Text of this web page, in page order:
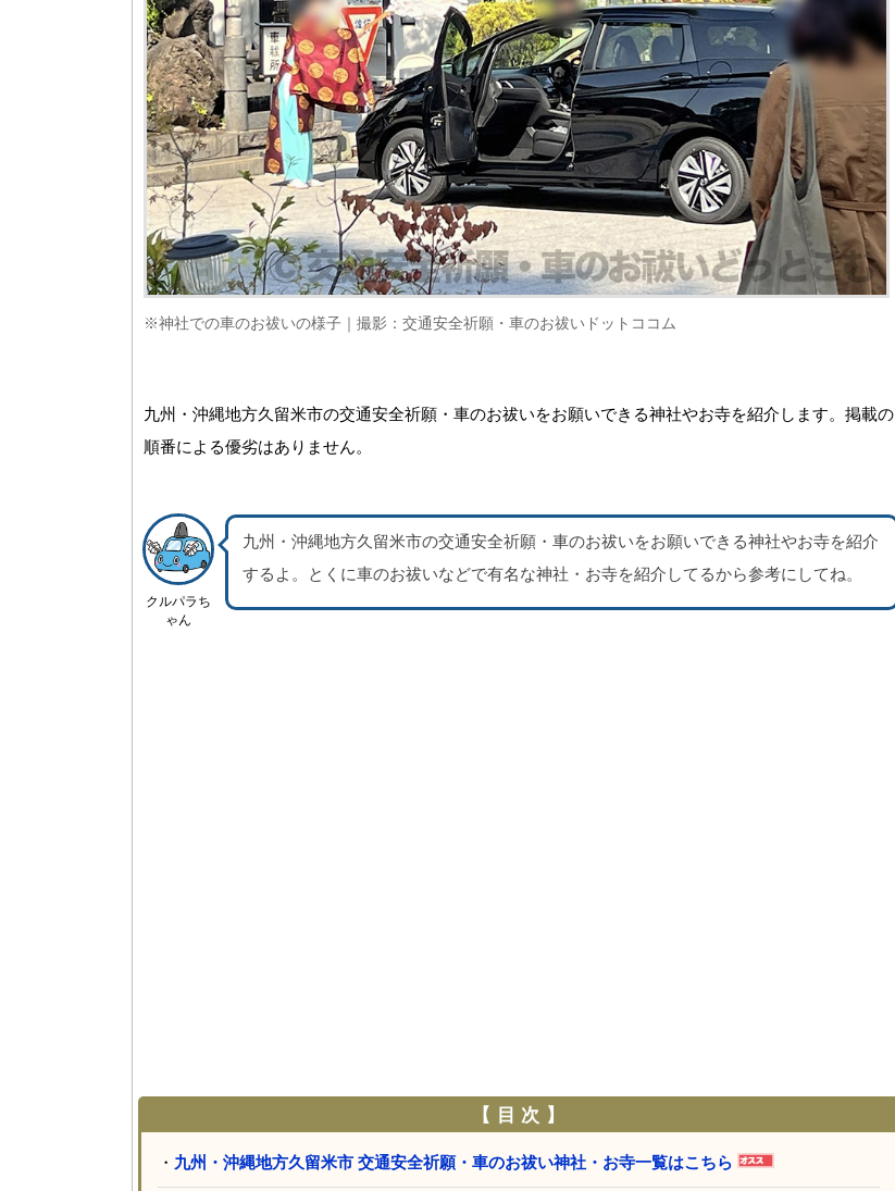
※神社での車のお祓いの様子｜撮影：交通安全祈願・車のお祓いドットココム
九州・沖縄地方久留米市の交通安全祈願・車のお祓いをお願いできる神社やお寺を紹介します。掲載の
順番による優劣はありません。
クルパラち
ゃん
九州・沖縄地方久留米市の交通安全祈願・車のお祓いをお願いできる神社やお寺を紹介
するよ。
とくに車のお祓いなどで有名な神社・お寺を紹介 してるから参考にしてね。
【 目 次 】
・ 九州・沖縄地方久留米市 交通安全祈願・車のお祓い神社・お寺一覧はこちら